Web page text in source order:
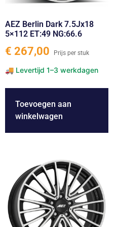
AEZ Berlin Dark 7.5Jx18
5×112 ET:49 NG:66.6
€ 267,00
Toevoegen aan
winkelwagen